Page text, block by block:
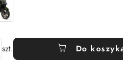
szt. Do